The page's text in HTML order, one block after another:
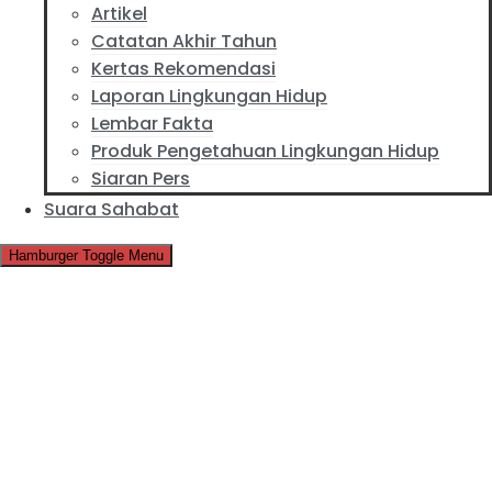
Artikel
Catatan Akhir Tahun
Kertas Rekomendasi
Laporan Lingkungan Hidup
Lembar Fakta
Produk Pengetahuan Lingkungan Hidup
Siaran Pers
Suara Sahabat
Hamburger Toggle Menu